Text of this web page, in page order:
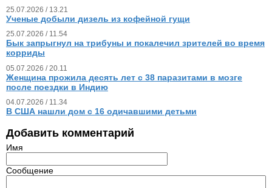
25.07.2026 / 13.21
Ученые добыли дизель из кофейной гущи
25.07.2026 / 11.54
Бык запрыгнул на трибуны и покалечил зрителей во время
корриды
05.07.2026 / 20.11
Женщина прожила десять лет с 38 паразитами в мозге
после поездки в Индию
04.07.2026 / 11.34
В США нашли дом с 16 одичавшими детьми
Добавить комментарий
Имя
Сообщение